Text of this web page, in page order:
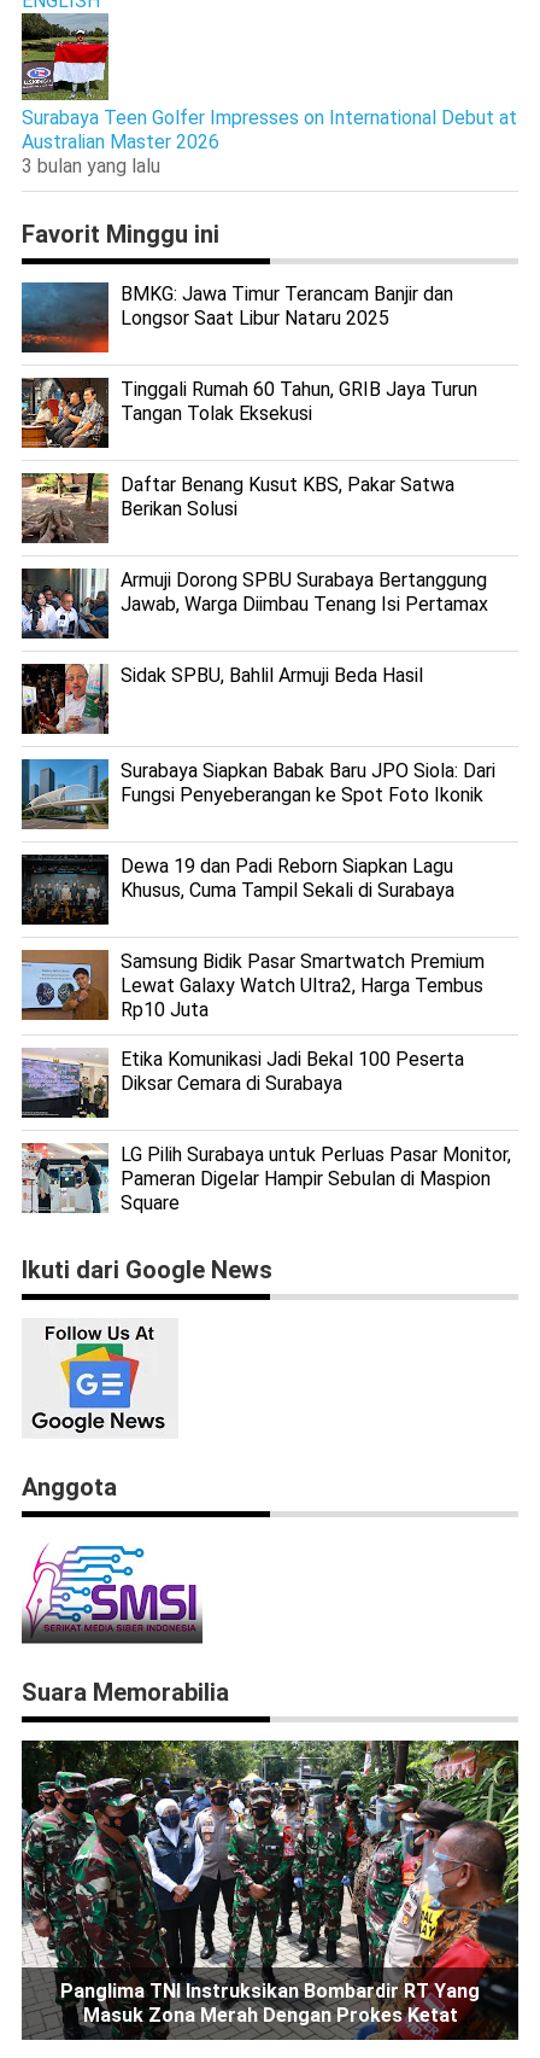
Surabaya Teen Golfer Impresses on International Debut at
Australian Master 2026
3 bulan yang lalu
Favorit Minggu ini
BMKG: Jawa Timur Terancam Banjir dan
Longsor Saat Libur Nataru 2025
Tinggali Rumah 60 Tahun, GRIB Jaya Turun
Tangan Tolak Eksekusi
Daftar Benang Kusut KBS, Pakar Satwa
Berikan Solusi
Armuji Dorong SPBU Surabaya Bertanggung
Jawab, Warga Diimbau Tenang Isi Pertamax
Sidak SPBU, Bahlil Armuji Beda Hasil
Surabaya Siapkan Babak Baru JPO Siola: Dari
Fungsi Penyeberangan ke Spot Foto Ikonik
Dewa 19 dan Padi Reborn Siapkan Lagu
Khusus, Cuma Tampil Sekali di Surabaya
Samsung Bidik Pasar Smartwatch Premium
Lewat Galaxy Watch Ultra2, Harga Tembus
Rp10 Juta
Etika Komunikasi Jadi Bekal 100 Peserta
Diksar Cemara di Surabaya
LG Pilih Surabaya untuk Perluas Pasar Monitor,
Pameran Digelar Hampir Sebulan di Maspion
Square
Ikuti dari Google News
Anggota
Suara Memorabilia
Panglima TNI Instruksikan Bombardir RT Yang
Masuk Zona Merah Dengan Prokes Ketat